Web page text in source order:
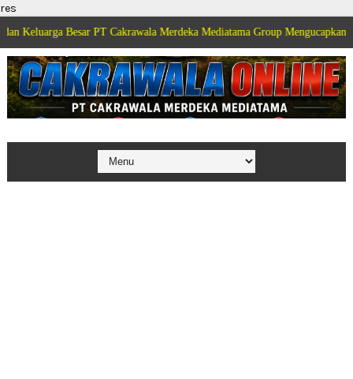
res
Besar PT Cakrawala Merdeka Mediatama Group Mengucapkan Selamat